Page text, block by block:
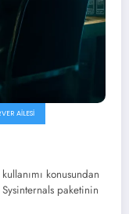
AILESI
konusundan
paketinin